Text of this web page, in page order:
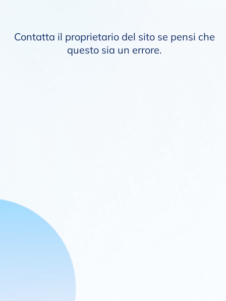
Contatta il proprietario del sito se pensi che
questo sia un errore.